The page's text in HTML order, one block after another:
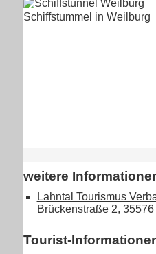
Schiffstummel in Weilburg
weitere
Lahntal Tourismus
Brückenstraße 2,
Tourist-